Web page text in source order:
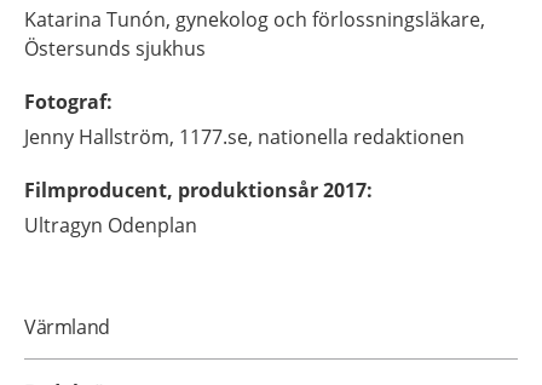
Katarina Tunón, gynekolog och förlossningsläkare,
Östersunds sjukhus
Fotograf:
Jenny Hallström, 1177.se, nationella redaktionen
Filmproducent, produktionsår 2017:
Ultragyn Odenplan
Värmland